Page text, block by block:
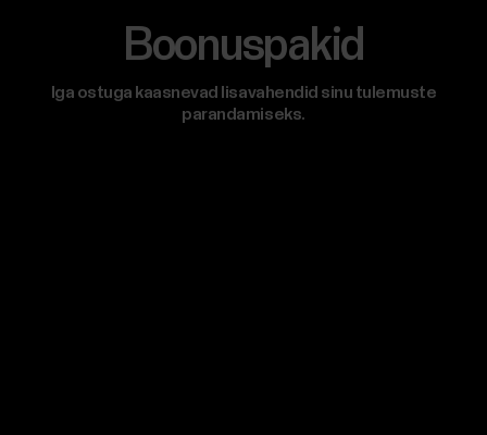
Boonuspakid
Iga ostuga kaasnevad lisavahendid sinu tulemuste
parandamiseks.